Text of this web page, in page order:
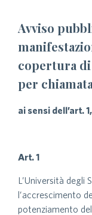
Avviso
copertura
per
ai sensi dell’art.
Art. 1
L’Università degli
l’accrescimento
potenziamento